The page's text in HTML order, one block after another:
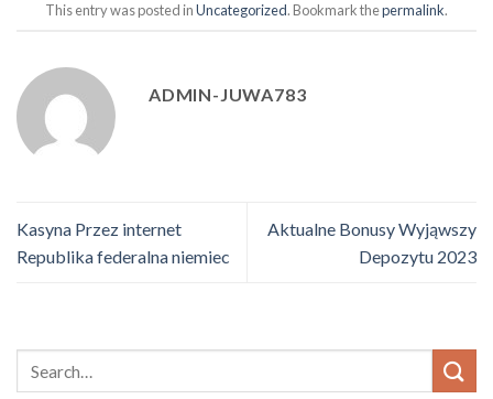
This entry was posted inUncategorized. Bookmark thepermalink.
ADMIN-JUWA783
Kasyna Przez internet
Republika federalna niemiec
Aktualne Bonusy Wyjąwszy
Depozytu 2023